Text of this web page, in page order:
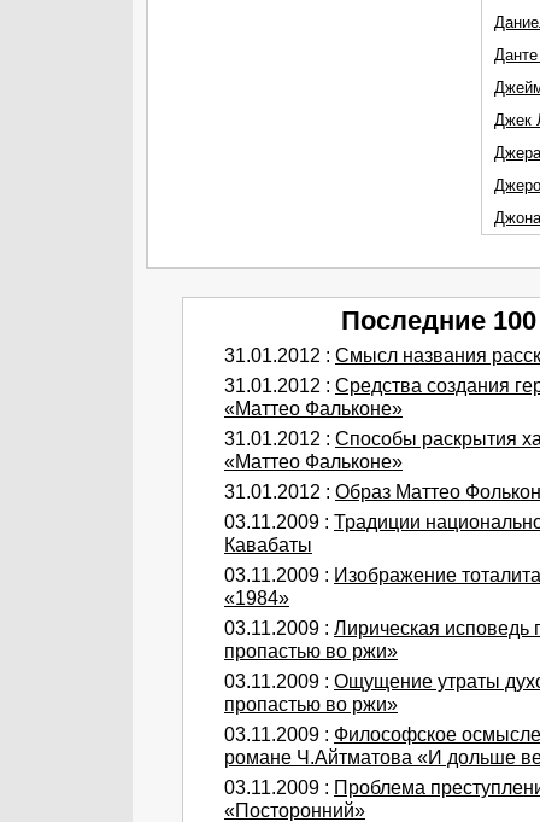
Джек
Последние
31.01.2012 : Смысл названия
31.01.2012 : Средства создания
«Маттео Фальконе»
31.01.2012 : Способы раскрытия
«Маттео Фальконе»
31.01.2012 : Образ Маттео
03.11.2009 : Традиции
Кавабаты
03.11.2009 : Изображение
«1984»
03.11.2009 : Лирическая исповедь
пропастью во ржи»
03.11.2009 : Ощущение утраты
пропастью во ржи»
03.11.2009 : Философское
романе Ч.Айтматова «И дольше
03.11.2009 : Проблема
«Посторонний»